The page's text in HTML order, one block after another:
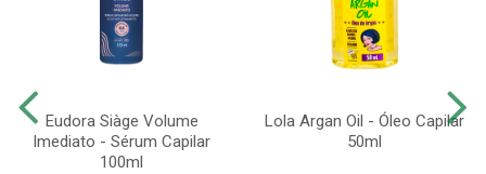
Eudora Siàge Volume
Imediato - Sérum Capilar
100ml
Lola Argan Oil - Óleo Capilar
50ml